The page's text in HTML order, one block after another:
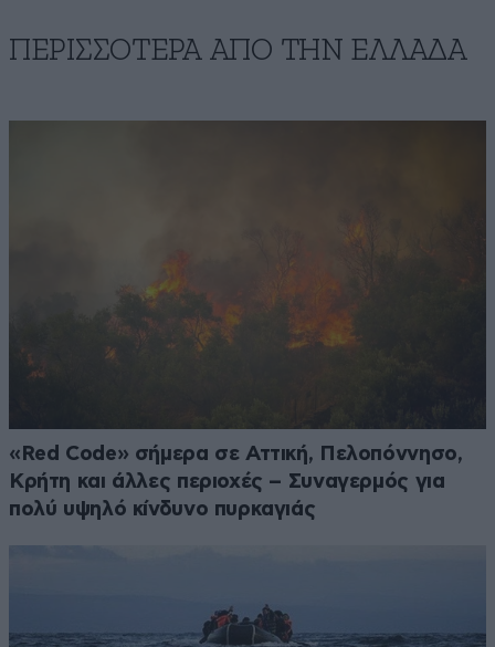
ΠΕΡΙΣΣΟΤΕΡΑ ΑΠΟ ΤΗΝ ΕΛΛΑΔΑ
«Red Code» σήμερα σε Αττική, Πελοπόννησο,
Κρήτη και άλλες περιοχές – Συναγερμός για
πολύ υψηλό κίνδυνο πυρκαγιάς